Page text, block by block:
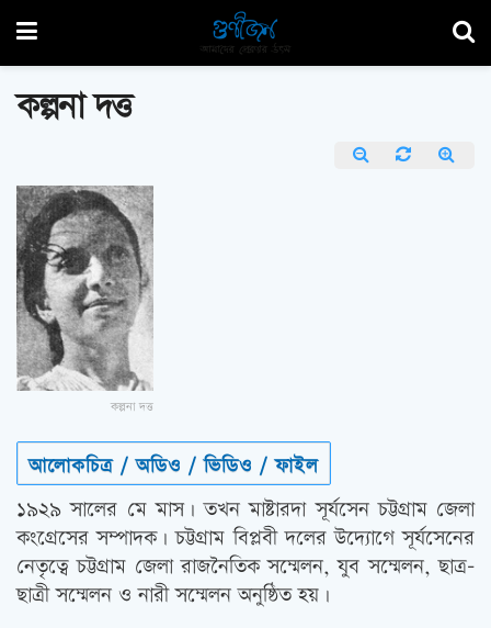
কল্পনা দত্ত
কল্পনা দত্ত
আলোকচিত্র / অডিও / ভিডিও / ফাইল
১৯২৯ সালের মে মাস। তখন মাষ্টারদা সূর্যসেন চট্টগ্রাম জেলা
কংগ্রেসের সম্পাদক। চট্টগ্রাম বিপ্লবী দলের উদ্যোগে সূর্যসেনের
নেতৃত্বে চট্টগ্রাম জেলা রাজনৈতিক সম্মেলন, যুব সম্মেলন, ছাত্র-
ছাত্রী সম্মেলন ও নারী সম্মেলন অনুষ্ঠিত হয়।